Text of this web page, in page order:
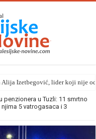
Alija Izetbegović, lider koji nije
penzionera u Tuzli: 11 smrtno
5 vatrogasaca i 3